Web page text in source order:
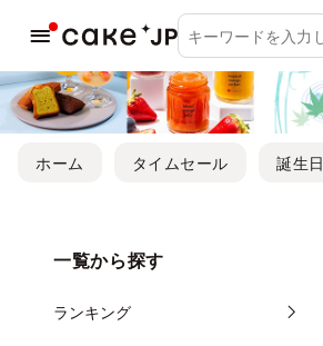
ホーム タイムセール 誕生日
一覧から探す
ランキング